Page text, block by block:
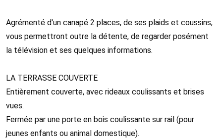
Agrémenté d'un canapé 2 places, de ses plaids et coussins,
vous permettront outre la détente, de regarder posément
la télévision et ses quelques informations.
LA TERRASSE COUVERTE
Entièrement couverte, avec rideaux coulissants et brises
vues.
Fermée par une porte en bois coulissante sur rail (pour
jeunes enfants ou animal domestique).